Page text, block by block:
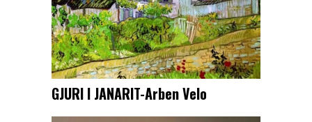
GJURI I JANARIT-Arben Velo